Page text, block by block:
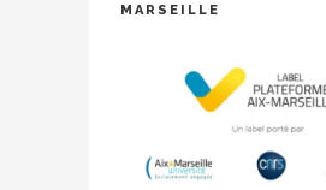
MARSEILLE